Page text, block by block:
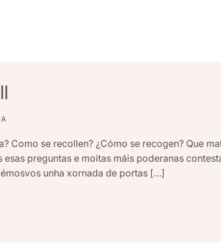
Como se recollen? ¿Cómo se recogen? Que
esas preguntas e moitas máis poderanas
unha xornada de portas […]